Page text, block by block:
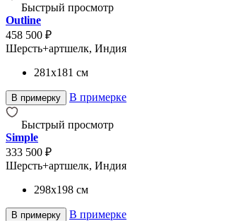
Быстрый просмотр
Outline
458 500 ₽
Шерсть+артшелк, Индия
281x181 см
В примерку В примерке
Быстрый просмотр
Simple
333 500 ₽
Шерсть+артшелк, Индия
298x198 см
В примерку В примерке